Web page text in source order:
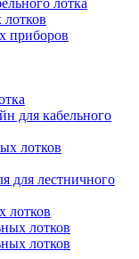
лотка
приборов
для кабельного
лотков
для лестничного
лотков
лотков
лотков